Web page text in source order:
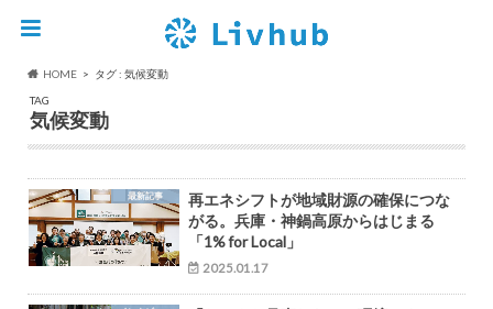
HOME
タグ : 気候変動
TAG
気候変動
最新記事
再エネシフトが地域財源の確保につな
がる。兵庫・神鍋高原からはじまる
「1% for Local」
2025.01.17